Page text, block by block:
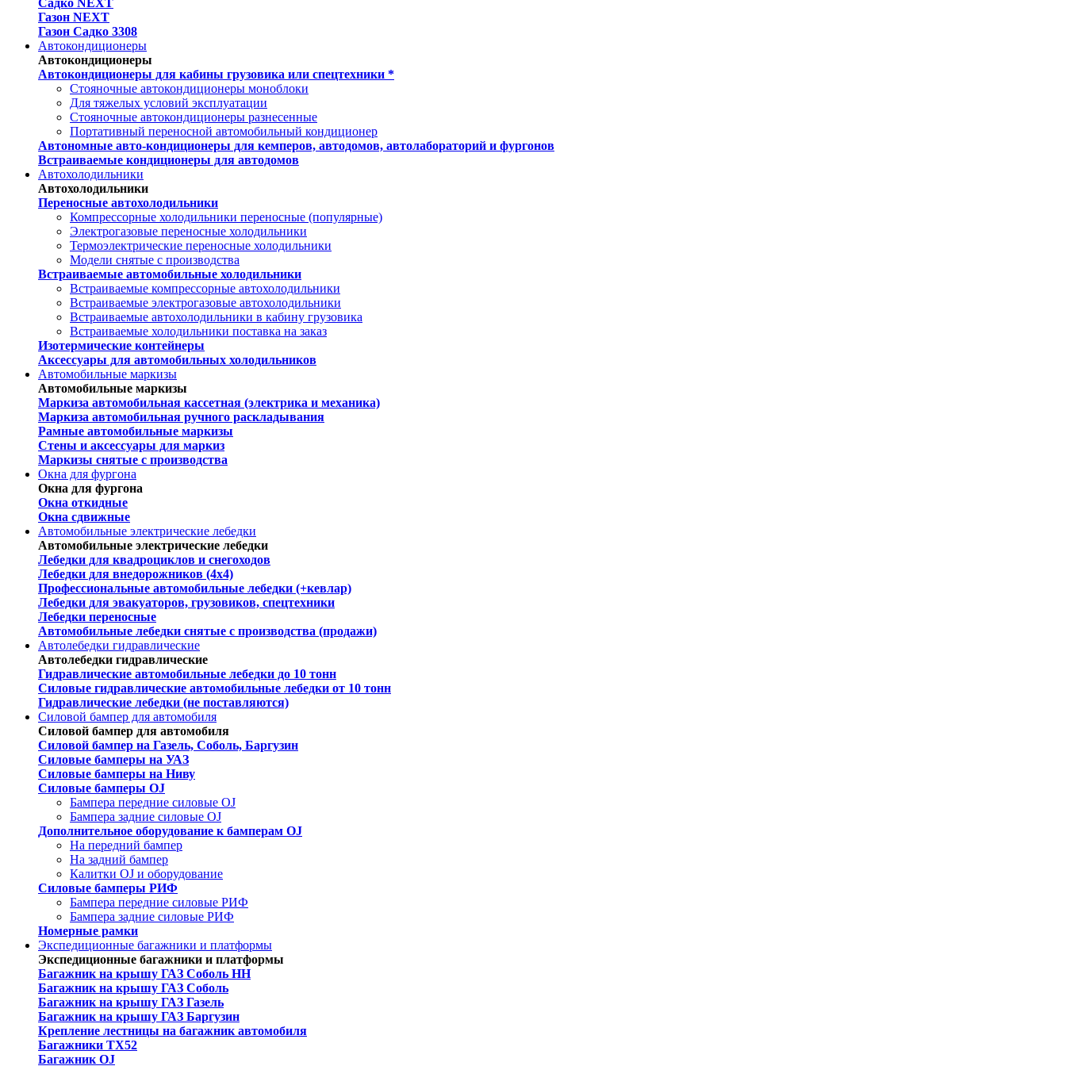
Садко NEXT
Газон NEXT
Газон Садко 3308
Автокондиционеры
Автокондиционеры
Автокондиционеры для кабины грузовика или спецтехники *
Стояночные автокондиционеры моноблоки
Для тяжелых условий эксплуатации
Стояночные автокондиционеры разнесенные
Портативный переносной автомобильный кондиционер
Автономные авто-кондиционеры для кемперов, автодомов, автолабораторий и фургонов
Встраиваемые кондиционеры для автодомов
Автохолодильники
Автохолодильники
Переносные автохолодильники
Компрессорные холодильники переносные (популярные)
Электрогазовые переносные холодильники
Термоэлектрические переносные холодильники
Модели снятые с производства
Встраиваемые автомобильные холодильники
Встраиваемые компрессорные автохолодильники
Встраиваемые электрогазовые автохолодильники
Встраиваемые автохолодильники в кабину грузовика
Встраиваемые холодильники поставка на заказ
Изотермические контейнеры
Аксессуары для автомобильных холодильников
Автомобильные маркизы
Автомобильные маркизы
Маркиза автомобильная кассетная (электрика и механика)
Маркиза автомобильная ручного раскладывания
Рамные автомобильные маркизы
Стены и аксессуары для маркиз
Маркизы снятые с производства
Окна для фургона
Окна для фургона
Окна откидные
Окна сдвижные
Автомобильные электрические лебедки
Автомобильные электрические лебедки
Лебедки для квадроциклов и снегоходов
Лебедки для внедорожников (4х4)
Профессиональные автомобильные лебедки (+кевлар)
Лебедки для эвакуаторов, грузовиков, спецтехники
Лебедки переносные
Автомобильные лебедки снятые с производства (продажи)
Автолебедки гидравлические
Автолебедки гидравлические
Гидравлические автомобильные лебедки до 10 тонн
Силовые гидравлические автомобильные лебедки от 10 тонн
Гидравлические лебедки (не поставляются)
Силовой бампер для автомобиля
Силовой бампер для автомобиля
Силовой бампер на Газель, Соболь, Баргузин
Силовые бамперы на УАЗ
Силовые бамперы на Ниву
Силовые бамперы OJ
Бампера передние силовые OJ
Бампера задние силовые OJ
Дополнительное оборудование к бамперам OJ
На передний бампер
На задний бампер
Калитки OJ и оборудование
Силовые бамперы РИФ
Бампера передние силовые РИФ
Бампера задние силовые РИФ
Номерные рамки
Экспедиционные багажники и платформы
Экспедиционные багажники и платформы
Багажник на крышу ГАЗ Соболь НН
Багажник на крышу ГАЗ Соболь
Багажник на крышу ГАЗ Газель
Багажник на крышу ГАЗ Баргузин
Крепление лестницы на багажник автомобиля
Багажники ТХ52
Багажник OJ